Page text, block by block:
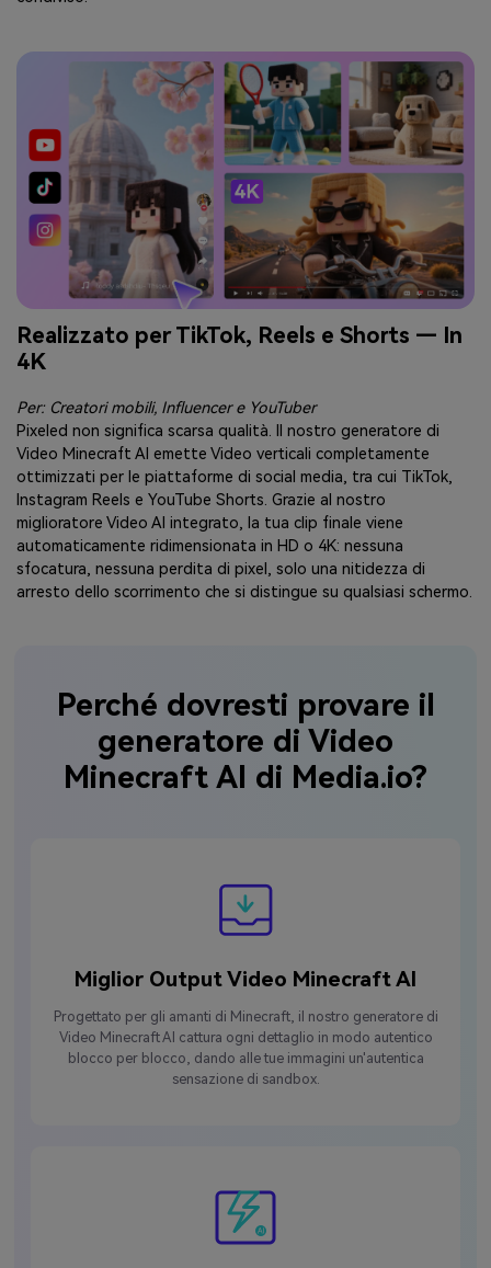
Realizzato per TikTok, Reels e Shorts — In
4K
Per: Creatori mobili, Influencer e YouTuber
Pixeled non significa scarsa qualità. Il nostro generatore di
Video Minecraft AI emette Video verticali completamente
ottimizzati per le piattaforme di social media, tra cui TikTok,
Instagram Reels e YouTube Shorts. Grazie al nostro
miglioratore Video AI integrato, la tua clip finale viene
automaticamente ridimensionata in HD o 4K: nessuna
sfocatura, nessuna perdita di pixel, solo una nitidezza di
arresto dello scorrimento che si distingue su qualsiasi schermo.
Perché dovresti provare il
generatore di Video
Minecraft AI di Media.io?
Miglior Output Video Minecraft AI
Progettato per gli amanti di Minecraft, il nostro generatore di
Video Minecraft AI cattura ogni dettaglio in modo autentico
blocco per blocco, dando alle tue immagini un'autentica
sensazione di sandbox.